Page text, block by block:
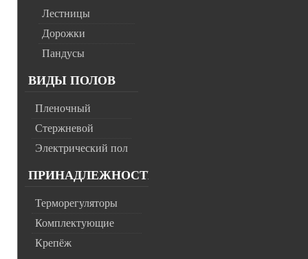
Лестницы
Дорожки
Пандусы
ВИДЫ ПОЛОВ
Пленочный
Стержневой
Электрический пол
ПРИНАДЛЕЖНОСТИ
Терморегуляторы
Комплектующие
Крепёж